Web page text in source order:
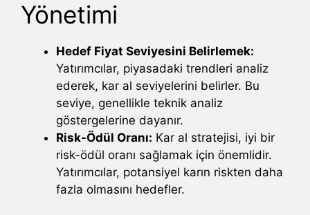
Yönetimi
Hedef Fiyat Seviyesini Belirlemek:
Yatırımcılar, piyasadaki trendleri analiz
ederek, kar al seviyelerini belirler. Bu
seviye, genellikle teknik analiz
göstergelerine dayanır.
Risk-Ödül Oranı: Kar al stratejisi, iyi bir
risk-ödül oranı sağlamak için önemlidir.
Yatırımcılar, potansiyel karın riskten daha
fazla olmasını hedefler.